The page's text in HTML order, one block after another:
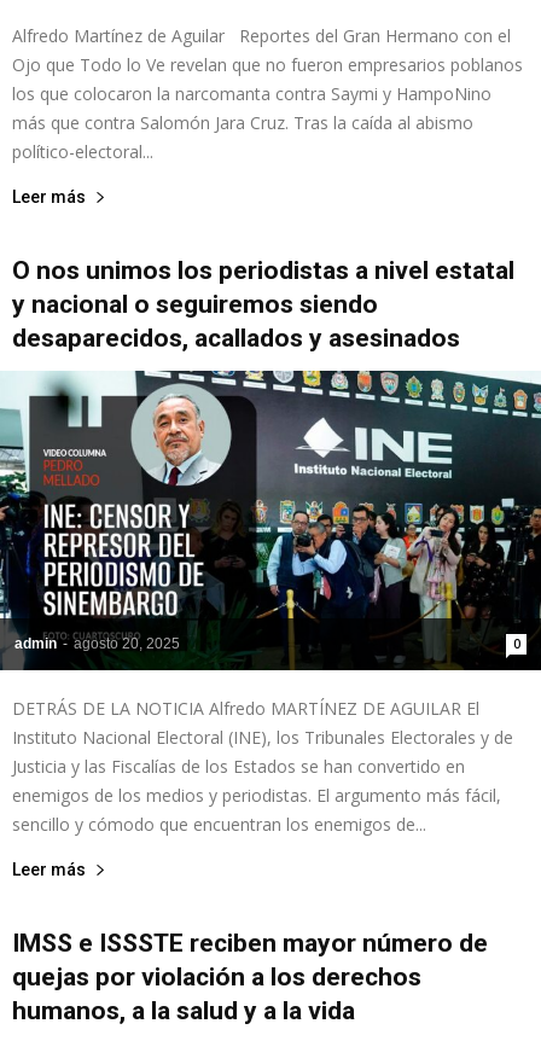
Alfredo Martínez de Aguilar Reportes del Gran Hermano con el
Ojo que Todo lo Ve revelan que no fueron empresarios poblanos
los que colocaron la narcomanta contra Saymi y HampoNino
más que contra Salomón Jara Cruz. Tras la caída al abismo
político-electoral...
Leer más
O nos unimos los periodistas a nivel estatal
y nacional o seguiremos siendo
desaparecidos, acallados y asesinados
admin - agosto 20, 2025 0
DETRÁS DE LA NOTICIA Alfredo MARTÍNEZ DE AGUILAR El
Instituto Nacional Electoral (INE), los Tribunales Electorales y de
Justicia y las Fiscalías de los Estados se han convertido en
enemigos de los medios y periodistas. El argumento más fácil,
sencillo y cómodo que encuentran los enemigos de...
Leer más
IMSS e ISSSTE reciben mayor número de
quejas por violación a los derechos
humanos, a la salud y a la vida